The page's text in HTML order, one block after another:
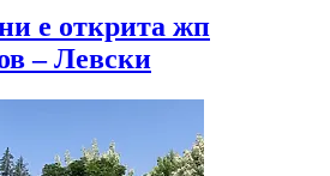
е открита жп
– Левски